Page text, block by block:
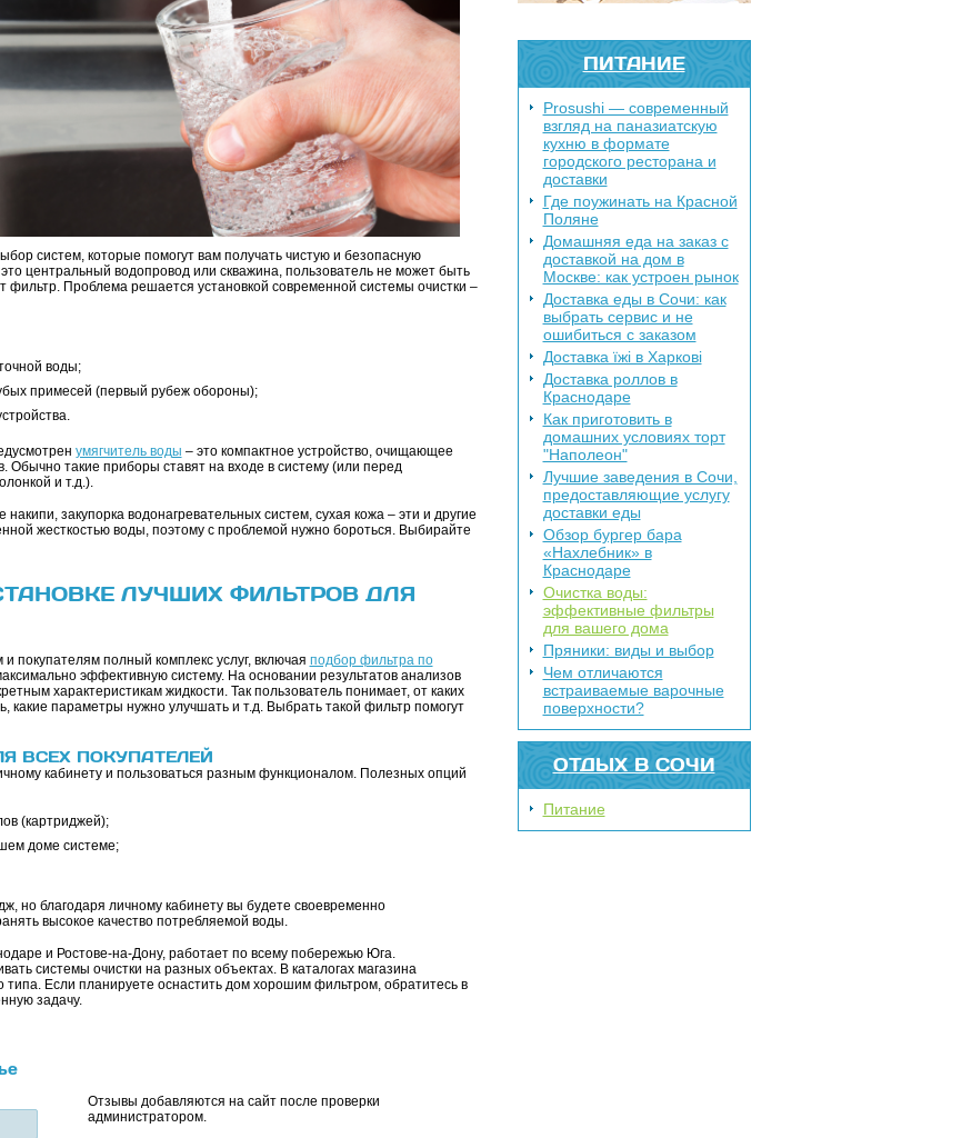
ПИТАНИЕ
Prosushi — современный
взгляд на паназиатскую
кухню в формате
городского ресторана и
доставки
Где поужинать на Красной
Поляне
Домашняя еда на заказ с
доставкой на дом в
Москве: как устроен рынок
Доставка еды в Сочи: как
выбрать сервис и не
ошибиться с заказом
Доставка їжі в Харкові
Доставка роллов в
Краснодаре
Как приготовить в
домашних условиях торт
"Наполеон"
Лучшие заведения в Сочи,
предоставляющие услугу
доставки еды
Обзор бургер бара
«Нахлебник» в
Краснодаре
Очистка воды:
эффективные фильтры
для вашего дома
Пряники: виды и выбор
Чем отличаются
встраиваемые варочные
поверхности?
ОТДЫХ В СОЧИ
Питание
систем, которые помогут вам получать чистую и безопасную
центральный водопровод или скважина, пользователь не может быть
фильтр. Проблема решается установкой современной системы очистки –
воды;
примесей (первый рубеж обороны);
умягчитель воды – это компактное устройство, очищающее
Обычно такие приборы ставят на входе в систему (или перед
и т.д.).
закупорка водонагревательных систем, сухая кожа – эти и другие
жесткостью воды, поэтому с проблемой нужно бороться. Выбирайте
ЛУЧШИХ ФИЛЬТРОВ ДЛЯ
покупателям полный комплекс услуг, включая подбор фильтра по
эффективную систему. На основании результатов анализов
характеристикам жидкости. Так пользователь понимает, от каких
какие параметры нужно улучшать и т.д. Выбрать такой фильтр помогут
ВСЕХ ПОКУПАТЕЛЕЙ
кабинету и пользоваться разным функционалом. Полезных опций
(картриджей);
доме системе;
но благодаря личному кабинету вы будете своевременно
высокое качество потребляемой воды.
и Ростове-на-Дону, работает по всему побережью Юга.
системы очистки на разных объектах. В каталогах магазина
Если планируете оснастить дом хорошим фильтром, обратитесь в
задачу.
Отзывы добавляются на сайт после проверки
администратором.